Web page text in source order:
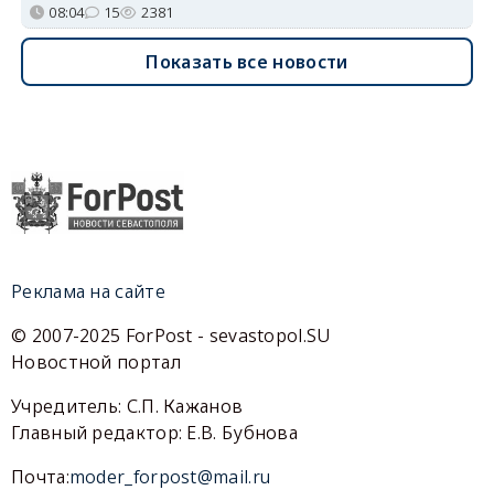
08:04 15 2381
Показать все новости
Реклама на сайте
© 2007-2025 ForPost - sevastopol.SU
Новостной портал
Учредитель: С.П. Кажанов
Главный редактор: Е.В. Бубнова
Почта:moder_forpost@mail.ru